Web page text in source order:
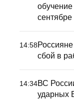
сентябре
14:58
сбой в
14:34ВС
ударных